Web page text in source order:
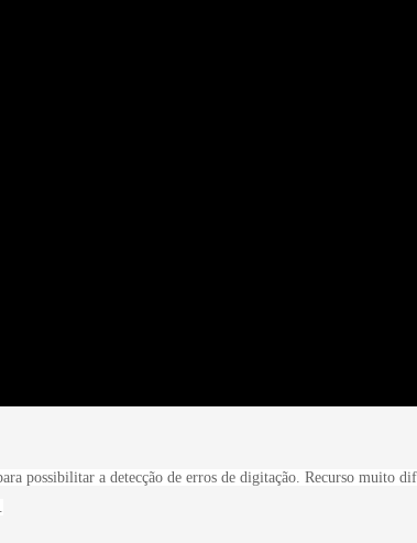
possibilitar a detecção de erros de digitação. Recurso muito